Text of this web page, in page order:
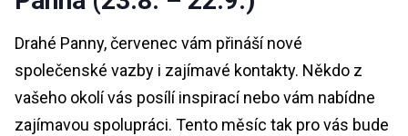
Drahé Panny, červenec vám přináší nové
společenské vazby i zajímavé kontakty. Někdo z
vašeho okolí vás posílí inspirací nebo vám nabídne
zajímavou spolupráci. Tento měsíc tak pro vás bude